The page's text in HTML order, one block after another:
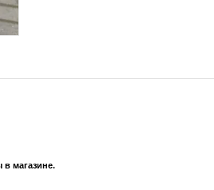
в магазине.